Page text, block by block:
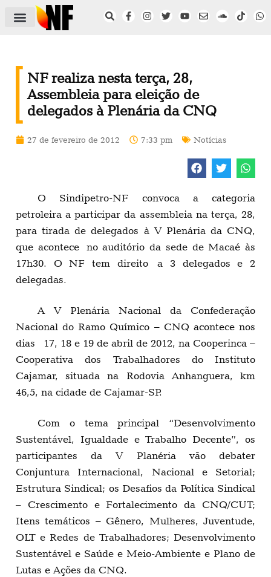
NF realiza nesta terça, 28,
Assembleia para eleição de
delegados à Plenária da CNQ
27 de fevereiro de 2012 7:33 pm Notícias
O Sindipetro-NF convoca a categoria
petroleira a participar da assembleia na terça, 28,
para tirada de delegados à V Plenária da CNQ,
que acontece no auditório da sede de Macaé às
17h30. O NF tem direito a 3 delegados e 2
delegadas.
A V Plenária Nacional da Confederação
Nacional do Ramo Químico – CNQ acontece nos
dias 17, 18 e 19 de abril de 2012, na Cooperinca –
Cooperativa dos Trabalhadores do Instituto
Cajamar, situada na Rodovia Anhanguera, km
46,5, na cidade de Cajamar-SP.
Com o tema principal “Desenvolvimento
Sustentável, Igualdade e Trabalho Decente”, os
participantes da V Planéria vão debater
Conjuntura Internacional, Nacional e Setorial;
Estrutura Sindical; os Desafios da Política Sindical
– Crescimento e Fortalecimento da CNQ/CUT;
Itens temáticos – Gênero, Mulheres, Juventude,
OLT e Redes de Trabalhadores; Desenvolvimento
Sustentável e Saúde e Meio-Ambiente e Plano de
Lutas e Ações da CNQ.